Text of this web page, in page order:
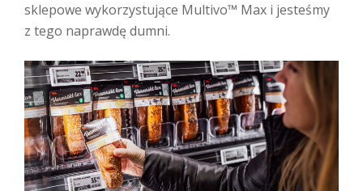
sklepowe wykorzystujące Multivo™ Max i jesteśmy
z tego naprawdę dumni.